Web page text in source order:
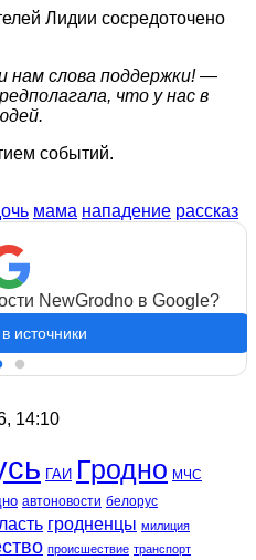
Лидии сосредоточено
слова поддержки! —
что у нас в
событий.
мама нападение рассказ
NewGrodno в Google?
источники
14:10
ГАИ Гродно МЧС
автоновости белорус
гродненцы милиция
происшествие транспорт